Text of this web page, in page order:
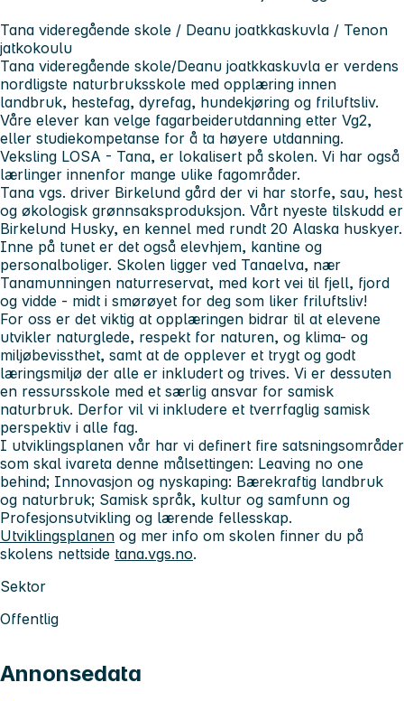
Tana videregående skole / Deanu joatkkaskuvla / Tenon
jatkokoulu
Tana videregående skole/Deanu joatkkaskuvla er verdens
nordligste naturbruksskole med opplæring innen
landbruk, hestefag, dyrefag, hundekjøring og friluftsliv.
Våre elever kan velge fagarbeiderutdanning etter Vg2,
eller studiekompetanse for å ta høyere utdanning.
Veksling LOSA - Tana, er lokalisert på skolen. Vi har også
lærlinger innenfor mange ulike fagområder.
Tana vgs. driver Birkelund gård der vi har storfe, sau, hest
og økologisk grønnsaksproduksjon. Vårt nyeste tilskudd er
Birkelund Husky, en kennel med rundt 20 Alaska huskyer.
Inne på tunet er det også elevhjem, kantine og
personalboliger. Skolen ligger ved Tanaelva, nær
Tanamunningen naturreservat, med kort vei til fjell, fjord
og vidde - midt i smørøyet for deg som liker friluftsliv!
For oss er det viktig at opplæringen bidrar til at elevene
utvikler naturglede, respekt for naturen, og klima- og
miljøbevissthet, samt at de opplever et trygt og godt
læringsmiljø der alle er inkludert og trives. Vi er dessuten
en ressursskole med et særlig ansvar for samisk
naturbruk. Derfor vil vi inkludere et tverrfaglig samisk
perspektiv i alle fag.
I utviklingsplanen vår har vi definert fire satsningsområder
som skal ivareta denne målsettingen: Leaving no one
behind; Innovasjon og nyskaping: Bærekraftig landbruk
og naturbruk; Samisk språk, kultur og samfunn og
Profesjonsutvikling og lærende fellesskap.
Utviklingsplanen og mer info om skolen finner du på
skolens nettside tana.vgs.no.
Sektor
Offentlig
Annonsedata